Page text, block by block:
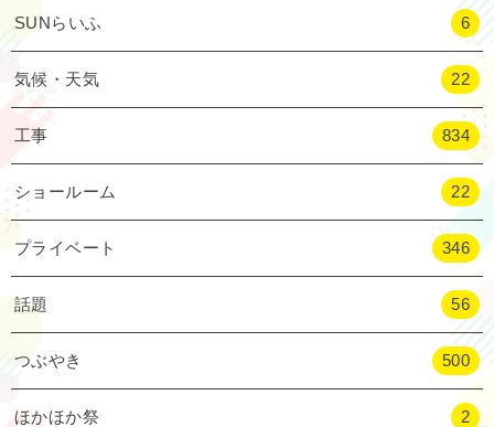
SUNらいふ 6
気候・天気 22
工事 834
ショールーム 22
プライベート 346
話題 56
つぶやき 500
ほかほか祭 2